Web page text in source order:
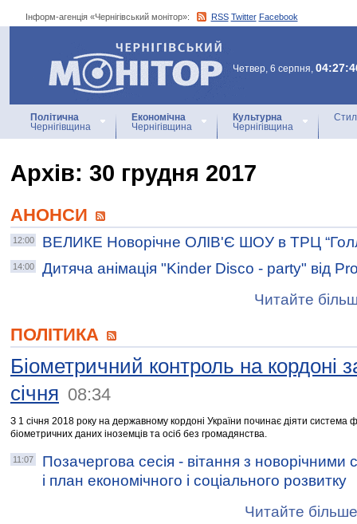
Інформ-агенція «Чернігівський монітор»: RSS Twitter Facebook
Інформ-агенція
«Чернігівський монітор»
Четвер, 6 серпня,
Політична
Чернігівщина
Економічна
Чернігівщина
Культурна
Чернігівщина
Архiв: 30 грудня 2017
АНОНСИ
12:00 ВЕЛИКЕ Новорічне ОЛІВ'Є ШОУ в ТРЦ
14:00
Дитяча анімація "Kinder Disco - party" від
Читайте
ПОЛІТИКА
Біометричний контроль на кордоні
січня 08:34
З 1 січня 2018 року на державному кордоні України починає діяти система
біометричних даних іноземців та осіб без громадянства.
11:07
Позачергова сесія - вітання з новорічними
і план економічного і соціального розвитку
Читайте